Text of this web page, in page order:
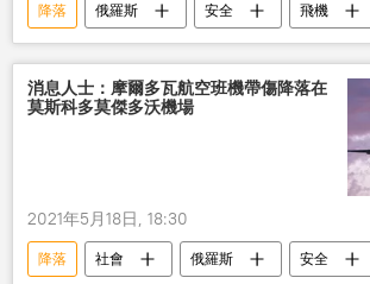
降落 俄羅斯 安全 飛機
消息人士：摩爾多瓦航空班機帶傷降落在
莫斯科多莫傑多沃機場
2021年5月18日, 18:30
降落 社會 俄羅斯
安全